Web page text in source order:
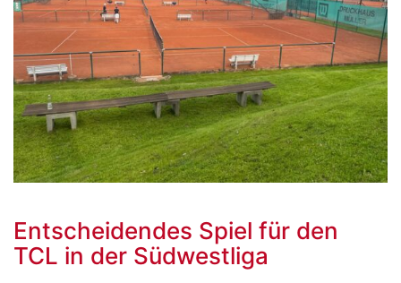
Entscheidendes Spiel für den
TCL in der Südwestliga